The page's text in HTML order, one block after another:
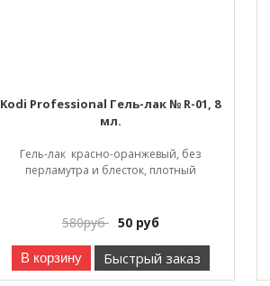
Kodi Professional Гель-лак № R-01, 8
мл.
Гель-лак красно-оранжевый, без
перламутра и блесток, плотный
580руб 50руб
В корзину Быстрый заказ